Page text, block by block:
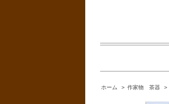
ホーム > 作家物 茶器 >